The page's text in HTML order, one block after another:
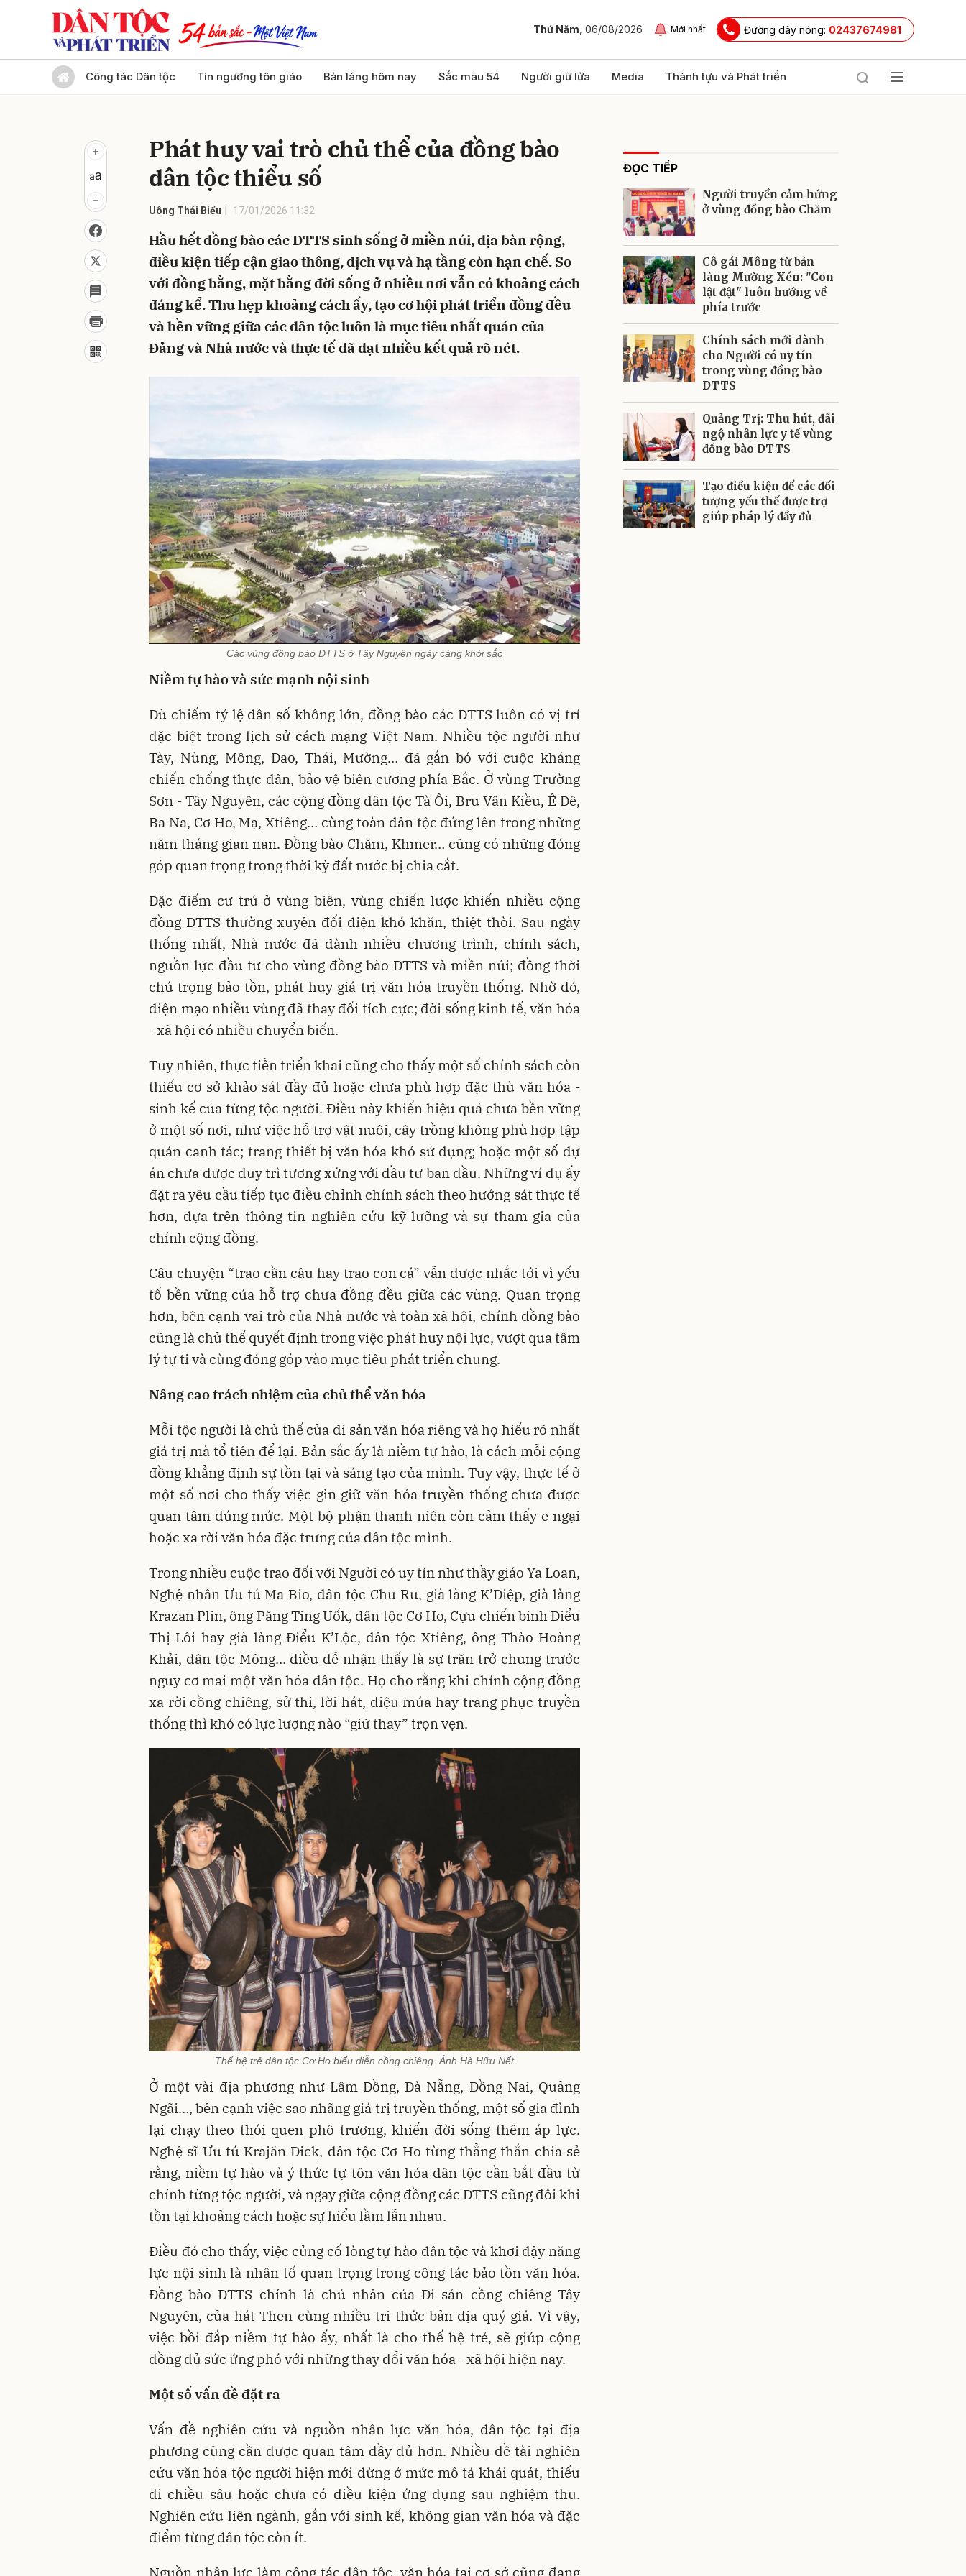
Thứ Năm, 06/08/2026 Mới nhất Đường dây nóng: 02437674981
Công tác Dân tộc Tín ngưỡng tôn giáo Bản làng hôm nay Sắc màu 54 Người giữ lửa Media Thành tựu và Phát triển
Phát huy vai trò chủ thể của đồng bào
dân tộc thiểu số
Uông Thái Biểu 17/01/2026 11:32
Hầu hết đồng bào các DTTS sinh sống ở miền núi, địa bàn rộng,
điều kiện tiếp cận giao thông, dịch vụ và hạ tầng còn hạn chế. So
với đồng bằng, mặt bằng đời sống ở nhiều nơi vẫn có khoảng cách
đáng kể. Thu hẹp khoảng cách ấy, tạo cơ hội phát triển đồng đều
và bền vững giữa các dân tộc luôn là mục tiêu nhất quán của
Đảng và Nhà nước và thực tế đã đạt nhiều kết quả rõ nét.
Các vùng đồng bào DTTS ở Tây Nguyên ngày càng khởi sắc
Niềm tự hào và sức mạnh nội sinh
Dù chiếm tỷ lệ dân số không lớn, đồng bào các DTTS luôn có vị trí
đặc biệt trong lịch sử cách mạng Việt Nam. Nhiều tộc người như
Tày, Nùng, Mông, Dao, Thái, Mường… đã gắn bó với cuộc kháng
chiến chống thực dân, bảo vệ biên cương phía Bắc. Ở vùng Trường
Sơn - Tây Nguyên, các cộng đồng dân tộc Tà Ôi, Bru Vân Kiều, Ê Đê,
Ba Na, Cơ Ho, Mạ, Xtiêng… cùng toàn dân tộc đứng lên trong những
năm tháng gian nan. Đồng bào Chăm, Khmer… cũng có những đóng
góp quan trọng trong thời kỳ đất nước bị chia cắt.
Đặc điểm cư trú ở vùng biên, vùng chiến lược khiến nhiều cộng
đồng DTTS thường xuyên đối diện khó khăn, thiệt thòi. Sau ngày
thống nhất, Nhà nước đã dành nhiều chương trình, chính sách,
nguồn lực đầu tư cho vùng đồng bào DTTS và miền núi; đồng thời
chú trọng bảo tồn, phát huy giá trị văn hóa truyền thống. Nhờ đó,
diện mạo nhiều vùng đã thay đổi tích cực; đời sống kinh tế, văn hóa
- xã hội có nhiều chuyển biến.
Tuy nhiên, thực tiễn triển khai cũng cho thấy một số chính sách còn
thiếu cơ sở khảo sát đầy đủ hoặc chưa phù hợp đặc thù văn hóa -
sinh kế của từng tộc người. Điều này khiến hiệu quả chưa bền vững
ở một số nơi, như việc hỗ trợ vật nuôi, cây trồng không phù hợp tập
quán canh tác; trang thiết bị văn hóa khó sử dụng; hoặc một số dự
án chưa được duy trì tương xứng với đầu tư ban đầu. Những ví dụ ấy
đặt ra yêu cầu tiếp tục điều chỉnh chính sách theo hướng sát thực tế
hơn, dựa trên thông tin nghiên cứu kỹ lưỡng và sự tham gia của
chính cộng đồng.
Câu chuyện “trao cần câu hay trao con cá” vẫn được nhắc tới vì yếu
tố bền vững của hỗ trợ chưa đồng đều giữa các vùng. Quan trọng
hơn, bên cạnh vai trò của Nhà nước và toàn xã hội, chính đồng bào
cũng là chủ thể quyết định trong việc phát huy nội lực, vượt qua tâm
lý tự ti và cùng đóng góp vào mục tiêu phát triển chung.
Nâng cao trách nhiệm của chủ thể văn hóa
Mỗi tộc người là chủ thể của di sản văn hóa riêng và họ hiểu rõ nhất
giá trị mà tổ tiên để lại. Bản sắc ấy là niềm tự hào, là cách mỗi cộng
đồng khẳng định sự tồn tại và sáng tạo của mình. Tuy vậy, thực tế ở
một số nơi cho thấy việc gìn giữ văn hóa truyền thống chưa được
quan tâm đúng mức. Một bộ phận thanh niên còn cảm thấy e ngại
hoặc xa rời văn hóa đặc trưng của dân tộc mình.
Trong nhiều cuộc trao đổi với Người có uy tín như thầy giáo Ya Loan,
Nghệ nhân Ưu tú Ma Bio, dân tộc Chu Ru, già làng K’Diệp, già làng
Krazan Plin, ông Păng Ting Uốk, dân tộc Cơ Ho, Cựu chiến binh Điểu
Thị Lôi hay già làng Điểu K’Lộc, dân tộc Xtiêng, ông Thào Hoàng
Khải, dân tộc Mông… điều dễ nhận thấy là sự trăn trở chung trước
nguy cơ mai một văn hóa dân tộc. Họ cho rằng khi chính cộng đồng
xa rời cồng chiêng, sử thi, lời hát, điệu múa hay trang phục truyền
thống thì khó có lực lượng nào “giữ thay” trọn vẹn.
Thế hệ trẻ dân tộc Cơ Ho biểu diễn cồng chiêng. Ảnh Hà Hữu Nết
Ở một vài địa phương như Lâm Đồng, Đà Nẵng, Đồng Nai, Quảng
Ngãi…, bên cạnh việc sao nhãng giá trị truyền thống, một số gia đình
lại chạy theo thói quen phô trương, khiến đời sống thêm áp lực.
Nghệ sĩ Ưu tú Krajăn Dick, dân tộc Cơ Ho từng thẳng thắn chia sẻ
rằng, niềm tự hào và ý thức tự tôn văn hóa dân tộc cần bắt đầu từ
chính từng tộc người, và ngay giữa cộng đồng các DTTS cũng đôi khi
tồn tại khoảng cách hoặc sự hiểu lầm lẫn nhau.
Điều đó cho thấy, việc củng cố lòng tự hào dân tộc và khơi dậy năng
lực nội sinh là nhân tố quan trọng trong công tác bảo tồn văn hóa.
Đồng bào DTTS chính là chủ nhân của Di sản cồng chiêng Tây
Nguyên, của hát Then cùng nhiều tri thức bản địa quý giá. Vì vậy,
việc bồi đắp niềm tự hào ấy, nhất là cho thế hệ trẻ, sẽ giúp cộng
đồng đủ sức ứng phó với những thay đổi văn hóa - xã hội hiện nay.
Một số vấn đề đặt ra
Vấn đề nghiên cứu và nguồn nhân lực văn hóa, dân tộc tại địa
phương cũng cần được quan tâm đầy đủ hơn. Nhiều đề tài nghiên
cứu văn hóa tộc người hiện mới dừng ở mức mô tả khái quát, thiếu
đi chiều sâu hoặc chưa có điều kiện ứng dụng sau nghiệm thu.
Nghiên cứu liên ngành, gắn với sinh kế, không gian văn hóa và đặc
điểm từng dân tộc còn ít.
Nguồn nhân lực làm công tác dân tộc, văn hóa tại cơ sở cũng đang
ĐỌC TIẾP
Người truyền cảm hứng
ở vùng đồng bào Chăm
Cô gái Mông từ bản
làng Mường Xén: "Con
lật đật" luôn hướng về
phía trước
Chính sách mới dành
cho Người có uy tín
trong vùng đồng bào
DTTS
Quảng Trị: Thu hút, đãi
ngộ nhân lực y tế vùng
đồng bào DTTS
Tạo điều kiện để các đối
tượng yếu thế được trợ
giúp pháp lý đầy đủ
Gửi bình luận
Gửi